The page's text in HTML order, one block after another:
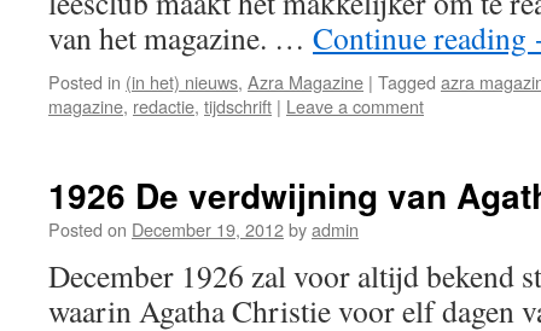
van het magazine. … Continue reading
Posted in (in het) nieuws, Azra Magazine | Tagged azra
magazine, redactie, tijdschrift | Leave a comment
1926 De verdwijning van
Posted on December 19, 2012byadmin
December 1926 zal voor altijd bekend
waarin Agatha Christie voor elf dagen